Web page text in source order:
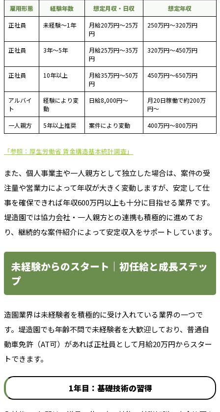
雇用形態 経験年数 想定月収・日収
想定年収
正社員
未経験〜1年
月給20万円〜25万
円
250万円〜320万円
正社員 3年〜5年
月給25万円〜35万
円
320万円〜450万円
正社員 10年以上
月給35万円〜50万
円
450万円〜650万円
アルバイ
ト
経験により変
動
日給8,000円〜
月20日稼働で約200万
円〜
一人親方
5年以上推奨 案件により変動 400万円〜800万円
「参照：厚生労働省 賃金構造基本統計調査」
また、個人事業主や一人親方として独立した場合は、案件の受
注量や営業力によって年収が大きく変動しますが、安定して仕
事を確保できれば年収600万円以上も十分に目指せる業界です。
堤造園では協力会社・一人親方との連携も積極的に進めてお
り、継続的な案件紹介によって安定収入をサポートしています。
未経験からのスタート｜初任給と成長ステッ
プ
造園業界は未経験者を積極的に受け入れている業界の一つで
す。堤造園でも年齢不問で未経験者を大歓迎しており、普通自
動車免許（AT可）があれば正社員として月給20万円からスター
トできます。
1年目：基礎技術の習得